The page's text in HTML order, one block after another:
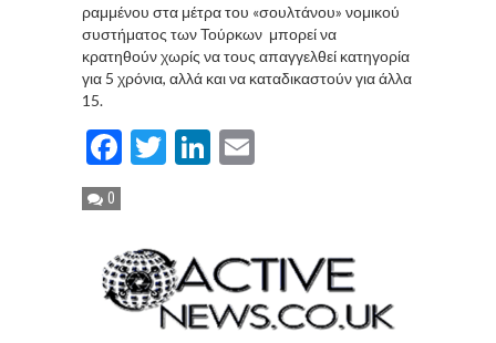
ραμμένου στα μέτρα του «σουλτάνου» νομικού
συστήματος των Τούρκων μπορεί να
κρατηθούν χωρίς να τους απαγγελθεί κατηγορία
για 5 χρόνια, αλλά και να καταδικαστούν για άλλα
15.
Facebook
TwitterLinkedIn
0